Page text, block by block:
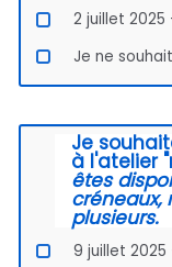
2 juillet 2025
Je ne
Je
à l'atelier
êtes
créneaux,
plusieurs.
9 juillet 2025